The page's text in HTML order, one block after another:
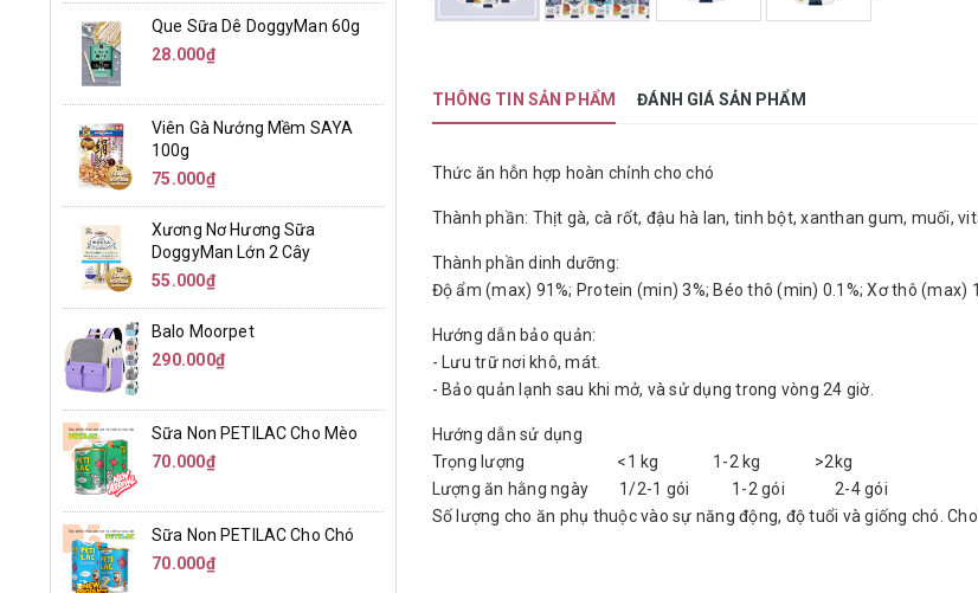
THÔNG TIN SẢN PHẨM ĐÁNH GIÁ SẢN PHẨM
Thức ăn hỗn hợp hoàn chỉnh cho chó
Thành phần: Thịt gà, cà rốt, đậu hà lan, tinh bột, xanthan gum, muối,
Thành phần dinh dưỡng:
Độ ẩm (max) 91%; Protein (min) 3%; Béo thô (min) 0.1%; Xơ thô (max)
Hướng dẫn bảo quản:
- Lưu trữ nơi khô, mát.
- Bảo quản lạnh sau khi mở, và sử dụng trong vòng 24 giờ.
Hướng dẫn sử dụng
Trọng lượng <1 kg 1-2 kg >2kg
Lượng ăn hằng ngày 1/2-1 gói 1-2 gói 2-4 gói
Số lượng cho ăn phụ thuộc vào sự năng động, độ tuổi và giống chó.
Que Sữa Dê DoggyMan 60g
28.000₫
Viên Gà Nướng Mềm SAYA
100g
75.000₫
Xương Nơ Hương Sữa
DoggyMan Lớn 2 Cây
55.000₫
Balo Moorpet
290.000₫
Sữa Non PETILAC Cho Mèo
70.000₫
Sữa Non PETILAC Cho Chó
70.000₫